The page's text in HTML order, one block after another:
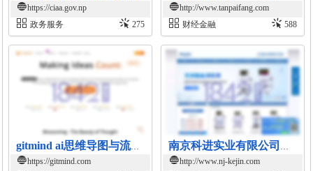
https://ciaa.gov.np
政务服务
275
http://www.tanpaifang.com
财经金融
588
gitmind ai思维导图与流程图协作平台
https://gitmind.com
南京科进实业有限公司医疗设备官网
http://www.nj-kejin.com